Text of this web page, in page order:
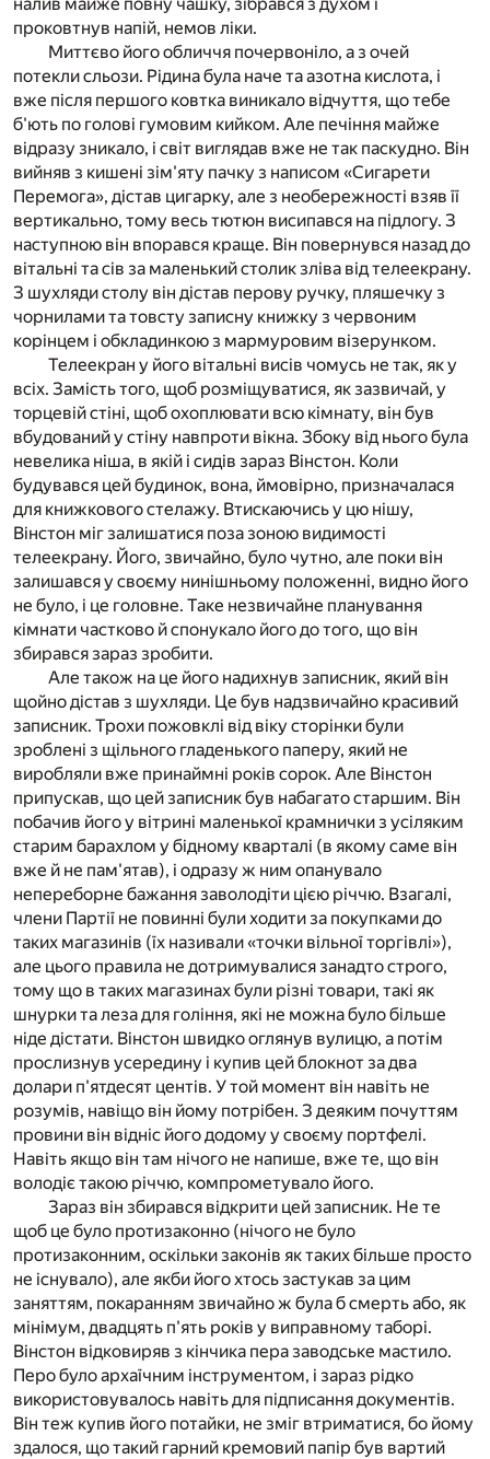
проковтнув напій, немов ліки.
Миттєво його обличчя почервоніло, а з очей
потекли сльози. Рідина була наче та азотна кислота, і
вже після першого ковтка виникало відчуття, що тебе
б'ють по голові гумовим кийком. Але печіння майже
відразу зникало, і світ виглядав вже не так паскудно. Він
вийняв з кишені зім'яту пачку з написом «Сигарети
Перемога», дістав цигарку, але з необережності взяв її
вертикально, тому весь тютюн висипався на підлогу. З
наступною він впорався краще. Він повернувся назад до
вітальні та сів за маленький столик зліва від телеекрану.
З шухляди столу він дістав перову ручку, пляшечку з
чорнилами та товсту записну книжку з червоним
корінцем і обкладинкою з мармуровим візерунком.
Телеекран у його вітальні висів чомусь не так, як у
всіх. Замість того, щоб розміщуватися, як зазвичай, у
торцевій стіні, щоб охоплювати всю кімнату, він був
вбудований у стіну навпроти вікна. Збоку від нього була
невелика ніша, в якій і сидів зараз Вінстон. Коли
будувався цей будинок, вона, ймовірно, призначалася
для книжкового стелажу. Втискаючись у цю нішу,
Вінстон міг залишатися поза зоною видимості
телеекрану. Його, звичайно, було чутно, але поки він
залишався у своєму нинішньому положенні, видно його
не було, і це головне. Таке незвичайне планування
кімнати частково й спонукало його до того, що він
збирався зараз зробити.
Але також на це його надихнув записник, який він
щойно дістав з шухляди. Це був надзвичайно красивий
записник. Трохи пожовклі від віку сторінки були
зроблені з щільного гладенького паперу, який не
виробляли вже принаймні років сорок. Але Вінстон
припускав, що цей записник був набагато старшим. Він
побачив його у вітрині маленької крамнички з усіляким
старим барахлом у бідному кварталі (в якому саме він
вже й не пам'ятав), і одразу ж ним опанувало
непереборне бажання заволодіти цією річчю. Взагалі,
члени Партії не повинні були ходити за покупками до
таких магазинів (їх називали «точки вільної торгівлі»),
але цього правила не дотримувалися занадто строго,
тому що в таких магазинах були різні товари, такі як
шнурки та леза для гоління, які не можна було більше
ніде дістати. Вінстон швидко оглянув вулицю, а потім
прослизнув усередину і купив цей блокнот за два
долари п'ятдесят центів. У той момент він навіть не
розумів, навіщо він йому потрібен. З деяким почуттям
провини він відніс його додому у своєму портфелі.
Навіть якщо він там нічого не напише, вже те, що він
володіє такою річчю, компрометувало його.
Зараз він збирався відкрити цей записник. Не те
щоб це було протизаконно (нічого не було
протизаконним, оскільки законів як таких більше просто
не існувало), але якби його хтось застукав за цим
заняттям, покаранням звичайно ж була б смерть або, як
мінімум, двадцять п'ять років у виправному таборі.
Вінстон відковиряв з кінчика пера заводське мастило.
Перо було архаїчним інструментом, і зараз рідко
використовувалось навіть для підписання документів.
Він теж купив його потайки, не зміг втриматися, бо йому
здалося, що такий гарний кремовий папір був вартий